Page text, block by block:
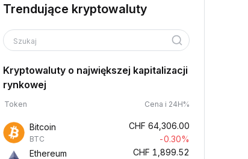
Trendujące kryptowaluty
Szukaj
Kryptowaluty o największej kapitalizacji
rynkowej
Token Cena i 24H%
Bitcoin
BTC
CHF 64,306.00
-0.30%
Ethereum
CHF 1,899.52